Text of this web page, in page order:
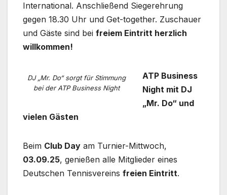
International. Anschließend Siegerehrung
gegen 18.30 Uhr und Get-together. Zuschauer
und Gäste sind bei freiem Eintritt herzlich
willkommen!
DJ „Mr. Do“ sorgt für Stimmung
bei der ATP Business Night
ATP Business
Night mit DJ
„Mr. Do“ und
vielen Gästen
Beim Club Day am Turnier-Mittwoch,
03.09.25, genießen alle Mitglieder eines
Deutschen Tennisvereins freien Eintritt.